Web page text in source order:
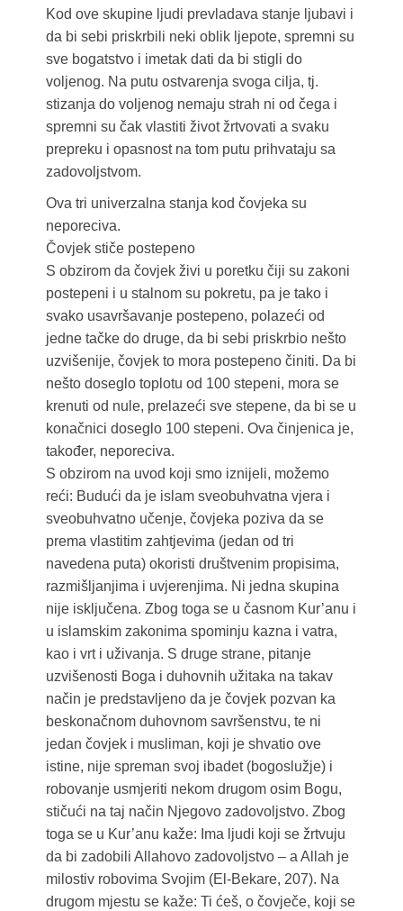
Kod ove skupine ljudi prevladava stanje ljubavi i
da bi sebi priskrbili neki oblik ljepote, spremni su
sve bogatstvo i imetak dati da bi stigli do
voljenog. Na putu ostvarenja svoga cilja, tj.
stizanja do voljenog nemaju strah ni od čega i
spremni su čak vlastiti život žrtvovati a svaku
prepreku i opasnost na tom putu prihvataju sa
zadovoljstvom.
Ova tri univerzalna stanja kod čovjeka su
neporeciva.
Čovjek stiče postepeno
S obzirom da čovjek živi u poretku čiji su zakoni
postepeni i u stalnom su pokretu, pa je tako i
svako usavršavanje postepeno, polazeći od
jedne tačke do druge, da bi sebi priskrbio nešto
uzvišenije, čovjek to mora postepeno činiti. Da bi
nešto doseglo toplotu od 100 stepeni, mora se
krenuti od nule, prelazeći sve stepene, da bi se u
konačnici doseglo 100 stepeni. Ova činjenica je,
također, neporeciva.
S obzirom na uvod koji smo iznijeli, možemo
reći: Budući da je islam sveobuhvatna vjera i
sveobuhvatno učenje, čovjeka poziva da se
prema vlastitim zahtjevima (jedan od tri
navedena puta) okoristi društvenim propisima,
razmišljanjima i uvjerenjima. Ni jedna skupina
nije isključena. Zbog toga se u časnom Kur’anu i
u islamskim zakonima spominju kazna i vatra,
kao i vrt i uživanja. S druge strane, pitanje
uzvišenosti Boga i duhovnih užitaka na takav
način je predstavljeno da je čovjek pozvan ka
beskonačnom duhovnom savršenstvu, te ni
jedan čovjek i musliman, koji je shvatio ove
istine, nije spreman svoj ibadet (bogoslužje) i
robovanje usmjeriti nekom drugom osim Bogu,
stičući na taj način Njegovo zadovoljstvo. Zbog
toga se u Kur’anu kaže: Ima ljudi koji se žrtvuju
da bi zadobili Allahovo zadovoljstvo – a Allah je
milostiv robovima Svojim (El-Bekare, 207). Na
drugom mjestu se kaže: Ti ćeš, o čovječe, koji se